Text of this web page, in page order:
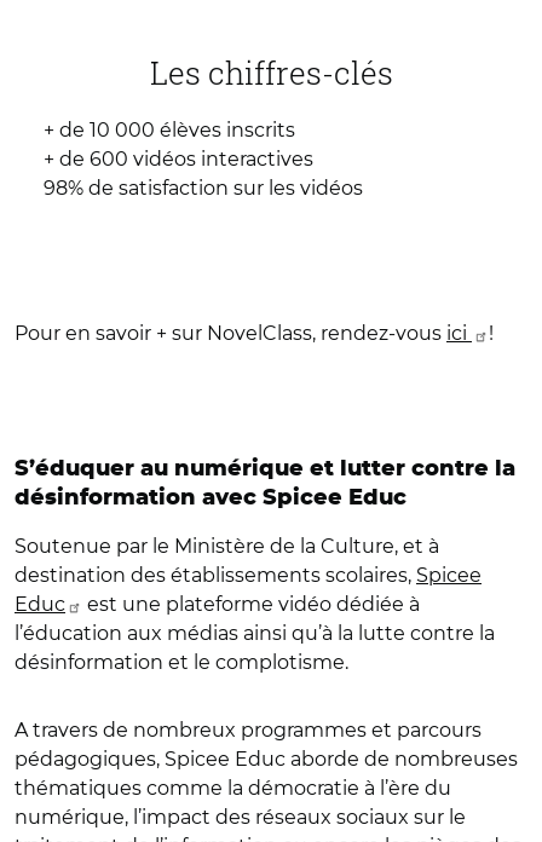
Les chiffres-clés
+ de 10 000 élèves inscrits
+ de 600 vidéos interactives
98% de satisfaction sur les vidéos
Pour en savoir + sur NovelClass, rendez-vous ici !
S’éduquer au numérique et lutter contre la
désinformation avec Spicee Educ
Soutenue par le Ministère de la Culture, et à
destination des établissements scolaires, Spicee
Educ
est une plateforme vidéo dédiée à
l’éducation aux médias ainsi qu’à la lutte contre la
désinformation et le complotisme.
A travers de nombreux programmes et parcours
pédagogiques, Spicee Educ aborde de nombreuses
thématiques comme la démocratie à l’ère du
numérique, l’impact des réseaux sociaux sur le